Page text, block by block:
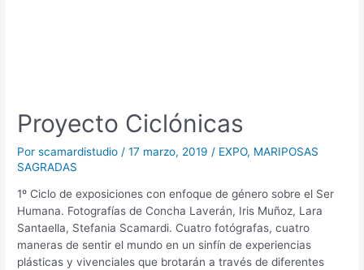
Proyecto Ciclónicas
Porscamardistudio /17 marzo, 2019 / EXPO, MARIPOSAS
SAGRADAS
1º Ciclo de exposiciones con enfoque de género sobre el Ser
Humana. Fotografías de Concha Laverán, Iris Muñoz, Lara
Santaella, Stefania Scamardi. Cuatro fotógrafas, cuatro
maneras de sentir el mundo en un sinfín de experiencias
plásticas y vivenciales que brotarán a través de diferentes